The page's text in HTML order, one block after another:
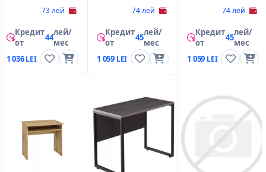
73 лей
Кредит
от
44лей/
мес
1 036
74 лей
Кредит
от
45лей/
мес
1 059
74 лей
Кредит
от
45лей/
мес
1 059